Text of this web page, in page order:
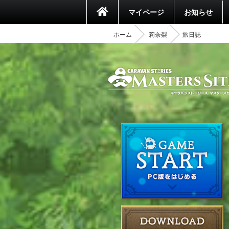
マイページ お知らせ
ホーム 莉奈梨 旅日誌